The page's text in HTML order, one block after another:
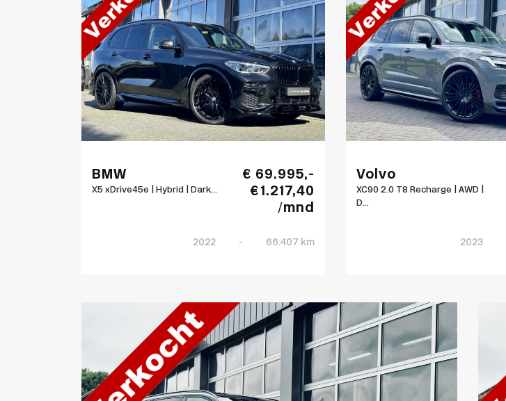
BMW
X5 xDrive45e | Hybrid | Dark...
€ 69.995,-
€ 1.217,40
/mnd
2022 - 66.407 km
Volvo
XC90 2.0 T8 Recharge | AWD |
D...
2023